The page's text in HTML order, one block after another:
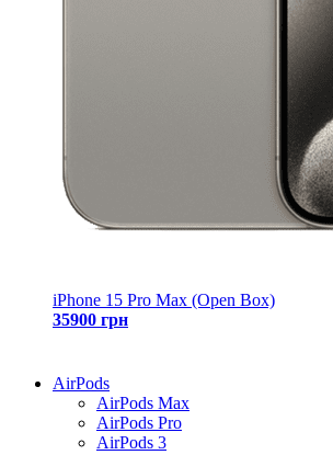
iPhone 15 Pro Max (Open Box)
35900 грн
AirPods
AirPods Max
AirPods Pro
AirPods 3